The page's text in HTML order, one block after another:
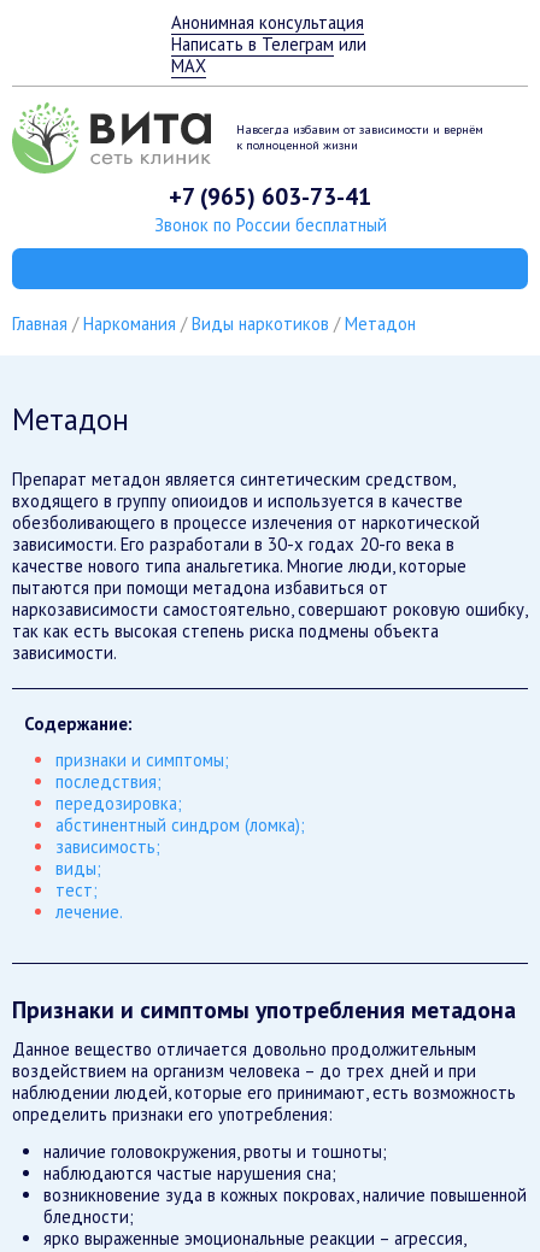
Анонимная консультация
Написать в Телеграм или
MAX
Навсегда избавим от зависимости и вернём
к полноценной жизни
+7 (965) 603-73-41
Звонок по России бесплатный
Главная Наркомания Виды наркотиков Метадон
Метадон
Препарат метадон является синтетическим средством,
входящего в группу опиоидов и используется в качестве
обезболивающего в процессе излечения от наркотической
зависимости. Его разработали в 30-х годах 20-го века в
качестве нового типа анальгетика. Многие люди, которые
пытаются при помощи метадона избавиться от
наркозависимости самостоятельно, совершают роковую ошибку,
так как есть высокая степень риска подмены объекта
зависимости.
Содержание:
признаки и симптомы;
последствия;
передозировка;
абстинентный синдром (ломка);
зависимость;
виды;
тест;
лечение.
Признаки и симптомы употребления метадона
Данное вещество отличается довольно продолжительным
воздействием на организм человека – до трех дней и при
наблюдении людей, которые его принимают, есть возможность
определить признаки его употребления:
наличие головокружения, рвоты и тошноты;
наблюдаются частые нарушения сна;
возникновение зуда в кожных покровах, наличие повышенной
бледности;
ярко выраженные эмоциональные реакции – агрессия,